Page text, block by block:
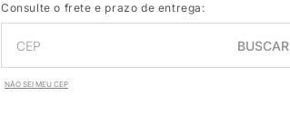
Consulte o frete e prazo de entrega:
BUSCAR
NÃO SEI MEU CEP